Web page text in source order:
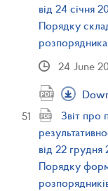
від 24 січня
Порядку
24 June
Звіт про
від 22
Порядку